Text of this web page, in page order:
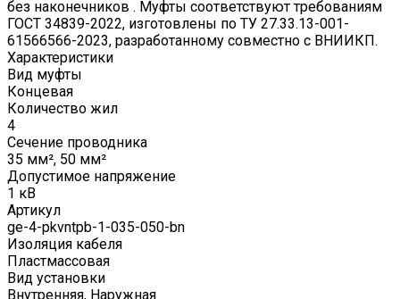
без наконечников . Муфты соответствуют требованиям
ГОСТ 34839-2022, изготовлены по ТУ 27.33.13-001-
61566566-2023, разработанному совместно с ВНИИКП.
Характеристики
Вид муфты
Концевая
Количество жил
4
Сечение проводника
35 мм², 50 мм²
Допустимое напряжение
1 кВ
Артикул
ge-4-pkvntpb-1-035-050-bn
Изоляция кабеля
Пластмассовая
Вид установки
Внутренняя, Наружная